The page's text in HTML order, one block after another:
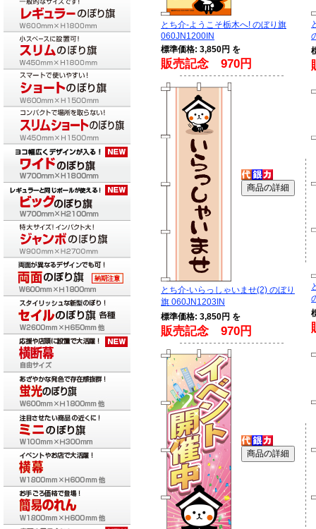
とち介-ようこそ栃木へ! のぼり旗
060JN1200IN
標準価格: 3,850円 を
販売記念 970円
とち介-いらっしゃいませ(2) のぼり
旗 060JN1203IN
標準価格: 3,850円 を
販売記念 970円